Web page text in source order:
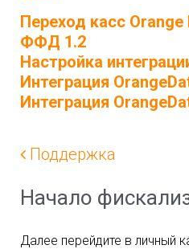
Поддержка
Начало
Далее перейдите в личный
Переход касс Orange
ФФД 1.2
Настройка
Интеграция
Интеграция